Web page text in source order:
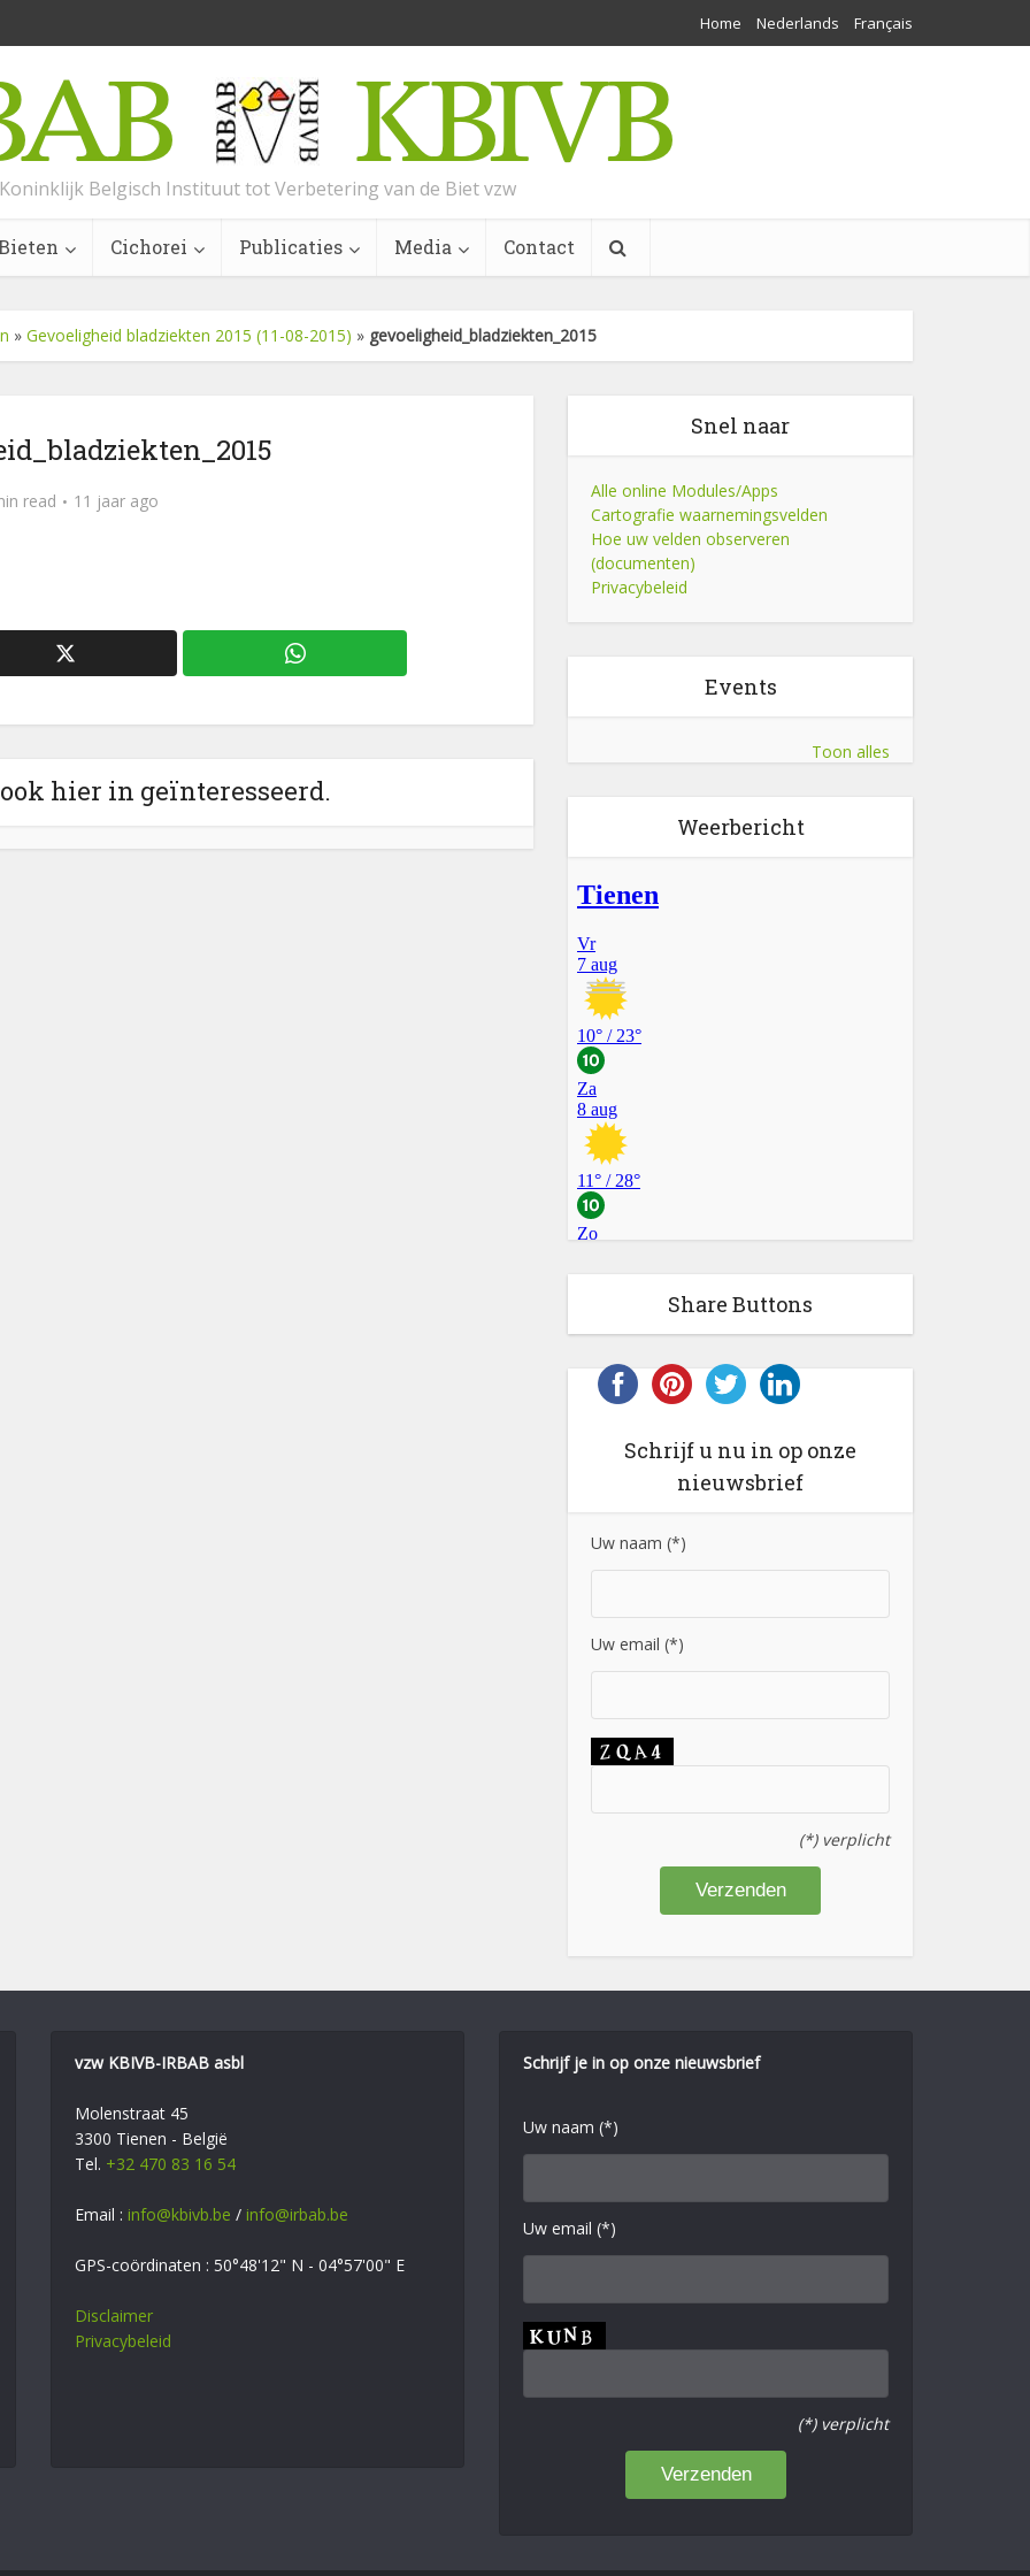
Home Nederlands Français
Koninklijk Belgisch Instituut tot Verbetering van de Biet vzw
Cichorei Publicaties Media Contact
» Gevoeligheid bladziekten 2015 (11-08-2015) » gevoeligheid_bladziekten_2015
read 11 jaar ago
hier in geïnteresseerd.
Snel naar
Alle online Modules/Apps
Cartografie waarnemingsvelden
Hoe uw velden observeren
(documenten)
Privacybeleid
Events
Toon alles
Weerbericht
Share Buttons
Schrijf u nu in op onze
nieuwsbrief
Uw naam (*)
Uw email (*)
(*) verplicht
vzw KBIVB-IRBAB asbl
Molenstraat 45
3300 Tienen - België
Tel. +32 470 83 16 54
Email : info@kbivb.be / info@irbab.be
GPS-coördinaten : 50°48'12" N - 04°57'00" E
Disclaimer
Privacybeleid
Schrijf je in op onze nieuwsbrief
Uw naam (*)
Uw email (*)
(*) verplicht